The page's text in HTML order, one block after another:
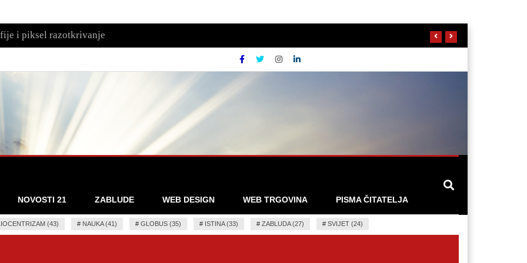
i piksel razotkrivanje
NOVOSTI 21 ZABLUDE WEB DESIGN WEB TRGOVINA PISMA ČITATELJA
(43) # NAUKA (41) # GLOBUS (35) # ISTINA (33) # ZABLUDA (27) # SVIJET (24)